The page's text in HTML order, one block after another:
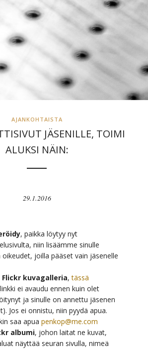
AJANKOHTAISTA
JÄSENILLE, TOIMI
ALUKSI NÄIN:
29.1.2016
, paikka löytyy nyt
niin lisäämme sinulle
oikeudet, joilla pääset vain jäsenelle
Flickr kuvagalleria,tässä
ei avaudu ennen kuin olet
ja sinulle on annettu jäsenen
Jos ei onnistu, niin pyydä apua.
saa apua penkop@me.com
albumi, johon laitat ne kuvat,
näyttää seuran sivulla, nimeä